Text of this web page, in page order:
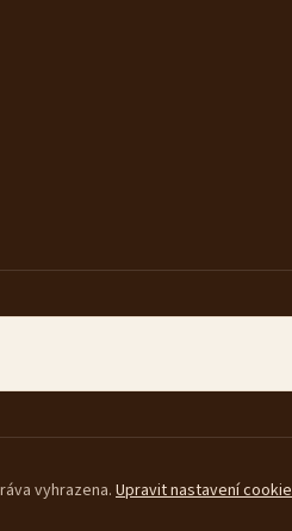
vyhrazena. Upravit nastavení